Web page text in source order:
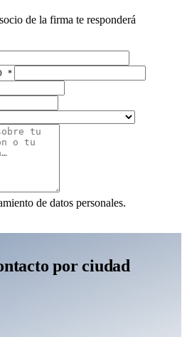
de la firma te responderá
*
de datos personales.
por ciudad